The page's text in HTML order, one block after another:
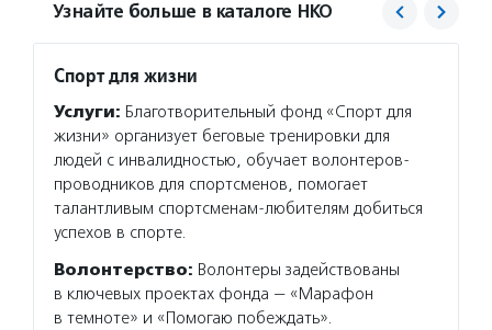
Узнайте больше в каталоге НКО
Спорт для жизни
Услуги: Благотворительный фонд «Спорт для
жизни» организует беговые тренировки для
людей с инвалидностью, обучает волонтеров-
проводников для спортсменов, помогает
талантливым спортсменам-любителям добиться
успехов в спорте.
Волонтерство: Волонтеры задействованы
в ключевых проектах фонда — «Марафон
в темноте» и «Помогаю побеждать».